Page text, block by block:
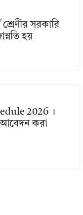
সরকারি
হয়
2026 ।
আবেদন করা